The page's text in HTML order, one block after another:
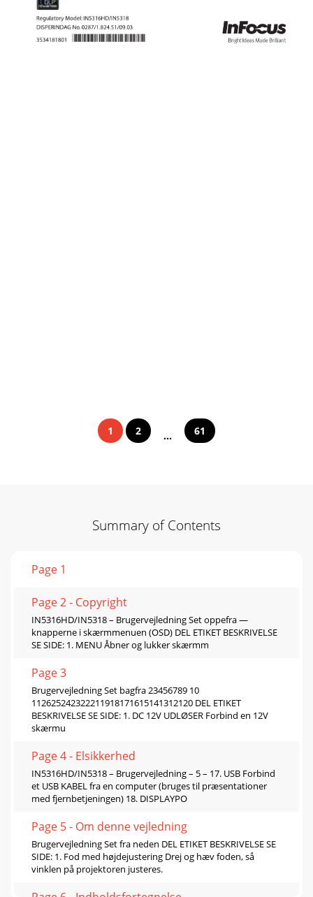
1 2 ... 61
Summary of Contents
Page 1
Page 2 - Copyright
IN5316HD/IN5318 – Brugervejledning Set oppefra —
knapperne i skærmmenuen (OSD) DEL ETIKET BESKRIVELSE
SE SIDE: 1. MENU Åbner og lukker skærmm
Page 3
Brugervejledning Set bagfra 23456789 10
112625242322211918171615141312120 DEL ETIKET
BESKRIVELSE SE SIDE: 1. DC 12V UDLØSER Forbind en 12V
skærmu
Page 4 - Elsikkerhed
IN5316HD/IN5318 – Brugervejledning – 5 – 17. USB Forbind
et USB KABEL fra en computer (bruges til præsentationer
med fjernbetjeningen) 18. DISPLAYPO
Page 5 - Om denne vejledning
Brugervejledning Set fra neden DEL ETIKET BESKRIVELSE SE
SIDE: 1. Fod med højdejustering Drej og hæv foden, så
vinklen på projektoren justeres.